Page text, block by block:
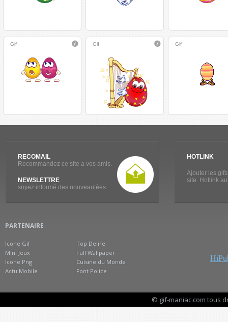
Gif Gif Gif
RECOMAIL
Recommandez ce site a vos amis.
NEWSLETTRE
soyez informé des nouveautées.
HOTLINK
Ajouter les
site. Hotlink
PARTENAIRE
Icone Gif
Mini Jeux
Icone Png
Actu Mobile
Top Delire
Full Wallpaper
Cuisine du Monde
Font Police
© gif-maniac.com tous